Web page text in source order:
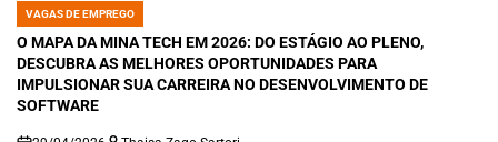
POSTED
IN
VAGAS DE EMPREGO
O MAPA DA MINA TECH EM 2026: DO ESTÁGIO AO PLENO,
DESCUBRA AS MELHORES OPORTUNIDADES PARA
IMPULSIONAR SUA CARREIRA NO DESENVOLVIMENTO DE
SOFTWARE